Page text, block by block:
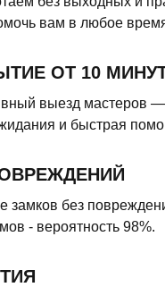
вам в любое
ОТ 10
выезд мастеров
и быстрая
замков без
- вероятность 98%.